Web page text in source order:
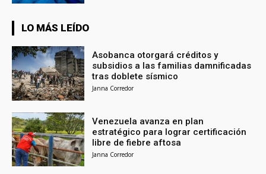
LO MÁS LEÍDO
Asobanca otorgará créditos y
subsidios a las familias damnificadas
tras doblete sísmico
Janna Corredor
Venezuela avanza en plan
estratégico para lograr certificación
libre de fiebre aftosa
Janna Corredor